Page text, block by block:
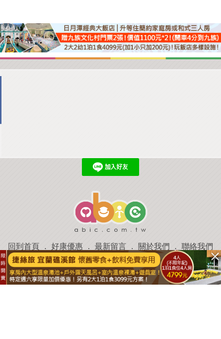
回到首頁 ． 好康優惠 ． 最新留言 ． 關於我們 ． 聯絡我們
部落格微件．商家合作．討論區 ．推薦景點． APP下載
羿磊資訊 服務條款&隱私權政策